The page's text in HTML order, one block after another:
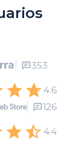
353
4.6
126
4.4